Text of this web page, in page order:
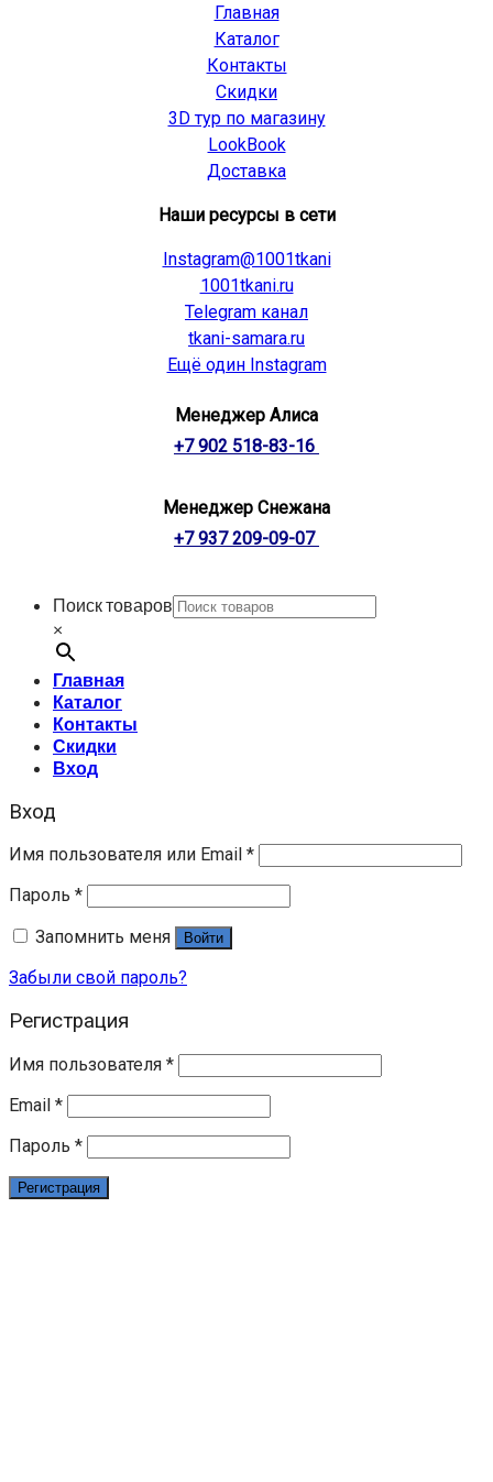
Главная
Каталог
Контакты
Скидки
3D тур по магазину
LookBook
Доставка
Наши ресурсы в сети
Instagram@1001tkani
1001tkani.ru
Telegram канал
tkani-samara.ru
Ещё один Instagram
Менеджер Алиса
+7 902 518-83-16
Менеджер Снежана
+7 937 209-09-07
Поиск товаров
×
Главная
Каталог
Контакты
Скидки
Вход
Вход
Имя пользователя или Email *
Пароль *
Запомнить меня
Войти
Забыли свой пароль?
Регистрация
Имя пользователя *
Email *
Пароль *
Регистрация